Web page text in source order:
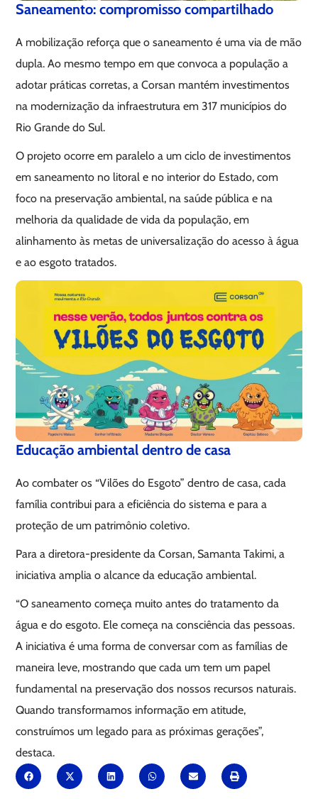
Saneamento: compromisso compartilhado
A mobilização reforça que o saneamento é uma via de mão
dupla. Ao mesmo tempo em que convoca a população a
adotar práticas corretas, a Corsan mantém investimentos
na modernização da infraestrutura em 317 municípios do
Rio Grande do Sul.
O projeto ocorre em paralelo a um ciclo de investimentos
em saneamento no litoral e no interior do Estado, com
foco na preservação ambiental, na saúde pública e na
melhoria da qualidade de vida da população, em
alinhamento às metas de universalização do acesso à água
e ao esgoto tratados.
Educação ambiental dentro de casa
Ao combater os “Vilões do Esgoto” dentro de casa, cada
família contribui para a eficiência do sistema e para a
proteção de um patrimônio coletivo.
Para a diretora-presidente da Corsan, Samanta Takimi, a
iniciativa amplia o alcance da educação ambiental.
“O saneamento começa muito antes do tratamento da
água e do esgoto. Ele começa na consciência das pessoas.
A iniciativa é uma forma de conversar com as famílias de
maneira leve, mostrando que cada um tem um papel
fundamental na preservação dos nossos recursos naturais.
Quando transformamos informação em atitude,
construímos um legado para as próximas gerações”,
destaca.